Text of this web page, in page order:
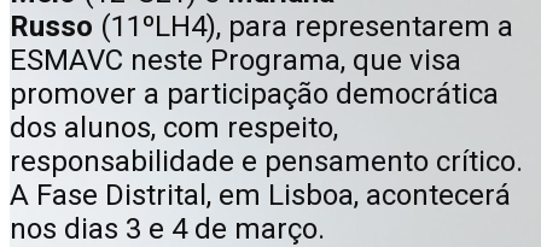
Russo (11ºLH4), para representarem a
ESMAVC neste Programa, que visa
promover a participação democrática
dos alunos, com respeito,
responsabilidade e pensamento crítico.
A Fase Distrital, em Lisboa, acontecerá
nos dias 3 e 4 de março.